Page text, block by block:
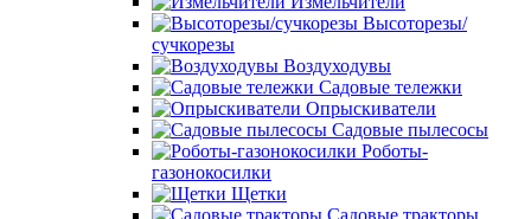
Высоторезы/
сучкорезы
Воздуходувы
Садовые тележки
Опрыскиватели
Садовые пылесосы
Роботы-
газонокосилки
Щетки
Садовые тракторы